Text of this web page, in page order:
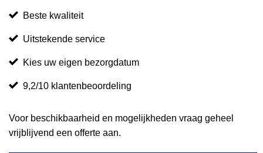
Beste kwaliteit
Uitstekende service
Kies uw eigen bezorgdatum
9,2/10 klantenbeoordeling
Voor beschikbaarheid en mogelijkheden vraag geheel
vrijblijvend een offerte aan.